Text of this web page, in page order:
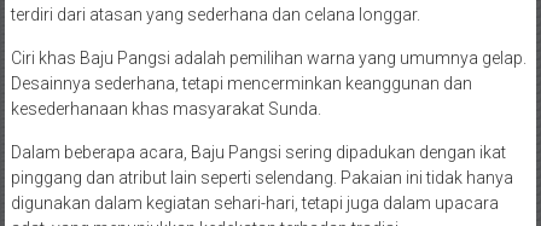
terdiri dari atasan yang sederhana dan celana longgar.
Ciri khas Baju Pangsi adalah pemilihan warna yang umumnya gelap.
Desainnya sederhana, tetapi mencerminkan keanggunan dan
kesederhanaan khas masyarakat Sunda.
Dalam beberapa acara, Baju Pangsi sering dipadukan dengan ikat
pinggang dan atribut lain seperti selendang. Pakaian ini tidak hanya
digunakan dalam kegiatan sehari-hari, tetapi juga dalam upacara